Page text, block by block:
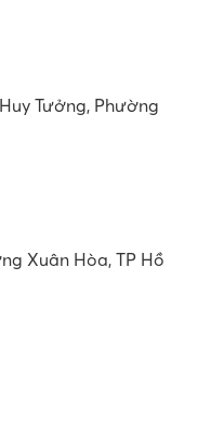
Tưởng, Phường
Xuân Hòa, TP Hồ